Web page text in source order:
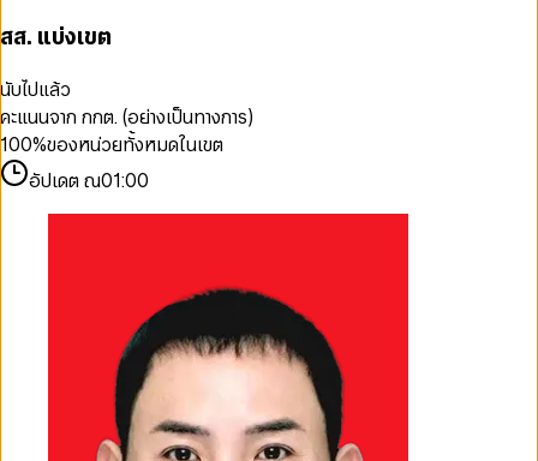
สส. แบ่งเขต
นับไปแล้ว
คะแนนจาก กกต. (อย่างเป็นทางการ)
100%ของหน่วยทั้งหมดในเขต
อัปเดต ณ01:00